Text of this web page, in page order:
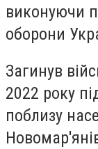
виконуючи
оборони
Загинув
2022 року
поблизу